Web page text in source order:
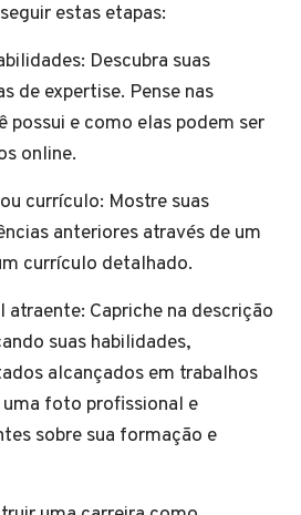
estas etapas:
Descubra suas
de expertise. Pense nas
possui e como elas podem ser
online.
currículo: Mostre suas
anteriores através de um
currículo detalhado.
atraente: Capriche na descrição
suas habilidades,
alcançados em trabalhos
foto profissional e
sobre sua formação e